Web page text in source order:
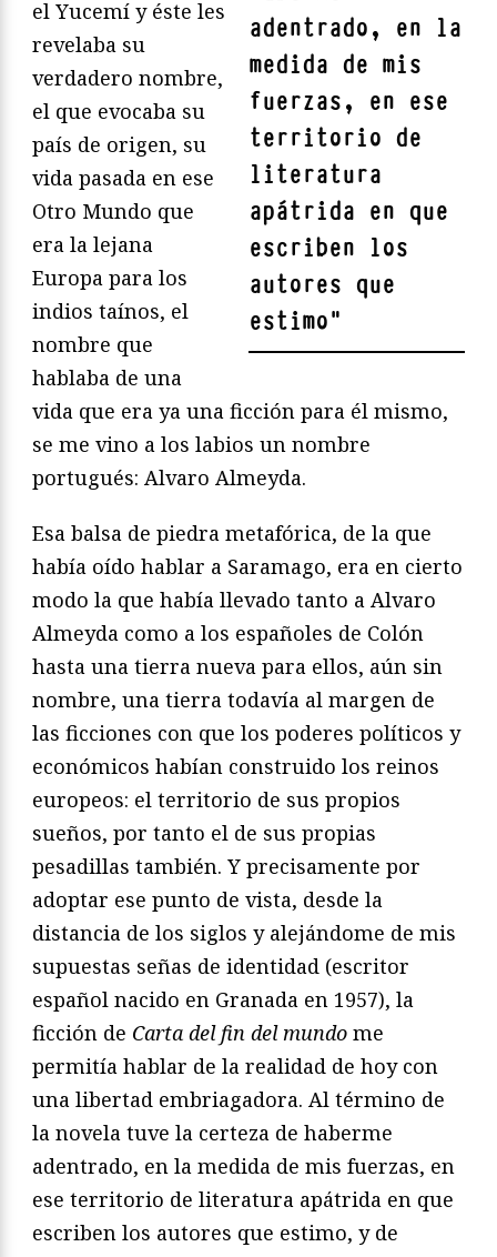
adentrado, en la
medida de mis
fuerzas, en ese
territorio de
literatura
apátrida en que
escriben los
autores que
estimo"
el Yucemí y éste les
revelaba su
verdadero nombre,
el que evocaba su
país de origen, su
vida pasada en ese
Otro Mundo que
era la lejana
Europa para los
indios taínos, el
nombre que
hablaba de una
vida que era ya una ficción para él mismo,
se me vino a los labios un nombre
portugués: Alvaro Almeyda.
Esa balsa de piedra metafórica, de la que
había oído hablar a Saramago, era en cierto
modo la que había llevado tanto a Alvaro
Almeyda como a los españoles de Colón
hasta una tierra nueva para ellos, aún sin
nombre, una tierra todavía al margen de
las ficciones con que los poderes políticos y
económicos habían construido los reinos
europeos: el territorio de sus propios
sueños, por tanto el de sus propias
pesadillas también. Y precisamente por
adoptar ese punto de vista, desde la
distancia de los siglos y alejándome de mis
supuestas señas de identidad (escritor
español nacido en Granada en 1957), la
ficción de Carta del fin del mundo me
permitía hablar de la realidad de hoy con
una libertad embriagadora. Al término de
la novela tuve la certeza de haberme
adentrado, en la medida de mis fuerzas, en
ese territorio de literatura apátrida en que
escriben los autores que estimo, y de